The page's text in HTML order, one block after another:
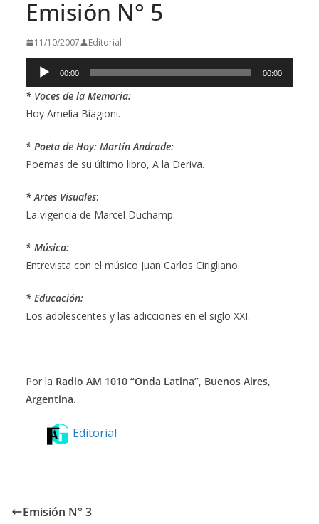
Emisión N° 5
11/10/2007 Editorial
Reproductor
de
audio
00:00 00:00
* Voces de la Memoria:
Hoy Amelia Biagioni.
* Poeta de Hoy: Martín Andrade:
Poemas de su último libro, A la Deriva.
* Artes Visuales:
La vigencia de Marcel Duchamp.
* Música:
Entrevista con el músico Juan Carlos Cirigliano.
* Educación:
Los adolescentes y las adicciones en el siglo XXI.
Por la Radio AM 1010 “Onda Latina”, Buenos Aires,
Argentina.
Editorial
Emisión N° 3